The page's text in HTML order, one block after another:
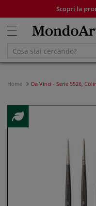
Scopri la
Home Da Vinci - Serie 5526,